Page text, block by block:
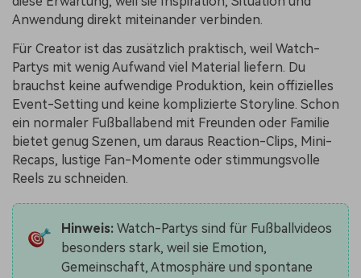
Anwendung direkt miteinander verbinden.
Für Creator ist das zusätzlich praktisch, weil Watch-
Partys mit wenig Aufwand viel Material liefern. Du
brauchst keine aufwendige Produktion, kein offizielles
Event-Setting und keine komplizierte Storyline. Schon
ein normaler Fußballabend mit Freunden oder Familie
bietet genug Szenen, um daraus Reaction-Clips, Mini-
Recaps, lustige Fan-Momente oder stimmungsvolle
Reels zu schneiden.
Hinweis:Watch-Partys sind für Fußballvideos
besonders stark, weil sie Emotion,
Gemeinschaft, Atmosphäre und spontane